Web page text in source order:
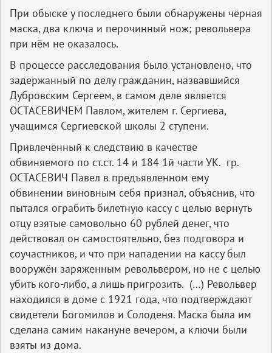
При обыске у последнего были обнаружены чёрная
маска, два ключа и перочинный нож; револьвера
при нём не оказалось.
В процессе расследования было установлено, что
задержанный по делу гражданин, назвавшийся
Дубровским Сергеем, в самом деле является
ОСТАСЕВИЧЕМ Павлом, жителем г. Сергиева,
учащимся Сергиевской школы 2 ступени.
Привлечённый к следствию в качестве
обвиняемого по ст.ст. 14 и 184 1­й части УК. гр.
ОСТАСЕВИЧ Павел в предъявленном ему
обвинении виновным себя признал, объяснив, что
пытался ограбить билетную кассу с целью вернуть
отцу взятые самовольно 60 рублей денег, что
действовал он самостоятельно, без подговора и
соучастников, и что при нападении на кассу был
вооружён заряженным револьвером, но не с целью
убить кого­-либо, а лишь пригрозить. (…) Револьвер
находился в доме с 1921 года, что подтверждают
свидетели Богомилов и Солоденя. Маска была им
сделана самим накануне вечером, а ключи были
взяты из дома.